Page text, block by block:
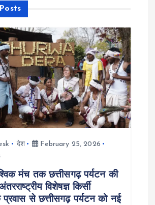
देश
February 25, 2026
मंच तक छत्तीसगढ़ पर्यटन की
विशेषज्ञ किर्सी
प्रवास से छत्तीसगढ़ पर्यटन को नई